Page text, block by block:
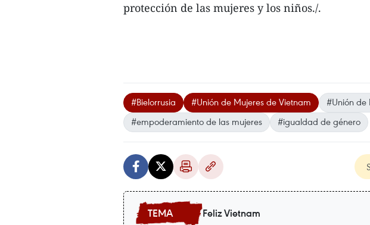
protección de las mujeres y los niños./.
#Bielorrusia #Unión de Mujeres de Vietnam
#Unión de
#empoderamiento de las mujeres
#igualdad de género
Feliz Vietnam